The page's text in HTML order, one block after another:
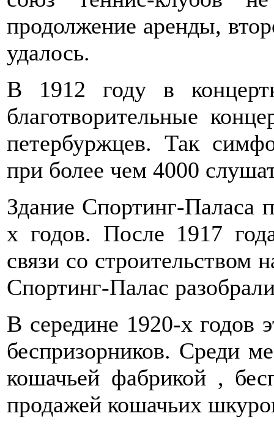
продолжение аренды,
удалось.
В 1912 году в
благотворительные
петербуржцев. Так
при более чем 4000
Здание Спортинг-Паласа
х годов. После 1917
связи со строительством
Спортинг-Палас
В середине 1920-х годов
беспризорников. Среди
кошачьей фабрикой ,
продажей кошачьих